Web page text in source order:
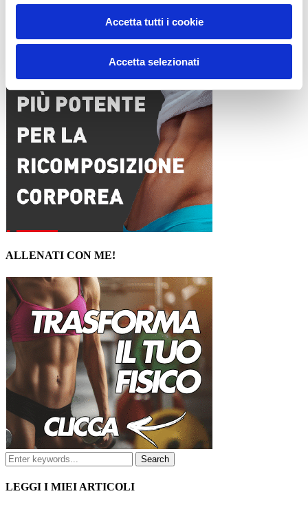
Accetta tutti i cookie
Accetta selezionati
15WORKOUT SCARICA ORA
ALLENATI CON ME!
LEGGI I MIEI ARTICOLI